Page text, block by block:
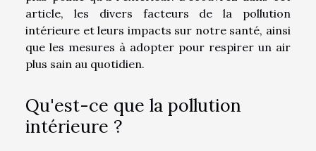
article, les divers facteurs de la pollution
intérieure et leurs impacts sur notre santé, ainsi
que les mesures à adopter pour respirer un air
plus sain au quotidien.
Qu'est-ce que la pollution
intérieure ?